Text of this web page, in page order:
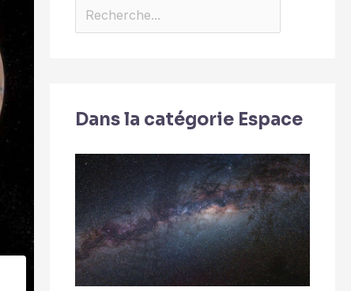
Dans la catégorie Espace